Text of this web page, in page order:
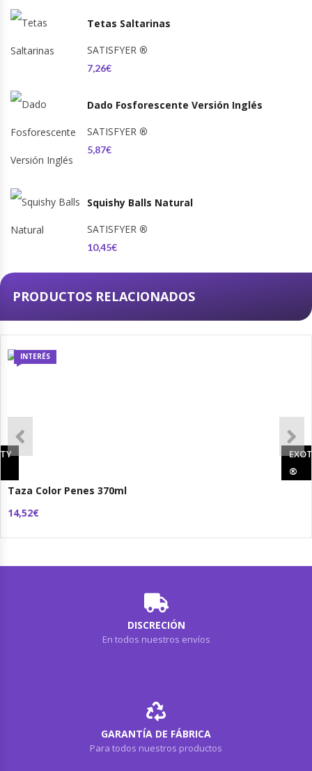
Tetas Saltarinas
SATISFYER ®
7,26€
Dado Fosforescente Versión Inglés
SATISFYER ®
5,87€
Squishy Balls Natural
SATISFYER ®
10,45€
PRODUCTOS RELACIONADOS
INTERÉS
Taza Color Penes 370ml
14,52€
®
DISCRECIÓN
En todos nuestros envíos
GARANTÍA DE FÁBRICA
Para todos nuestros productos